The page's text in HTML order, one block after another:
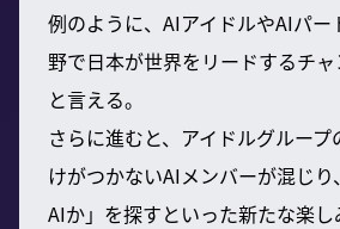
例のように、AIアイドルやAIパ
野で日本が世界をリードするチ
と言える。
さらに進むと、アイドルグルー
けがつかないAIメンバーが混じ
AIか」を探すといった新たな楽